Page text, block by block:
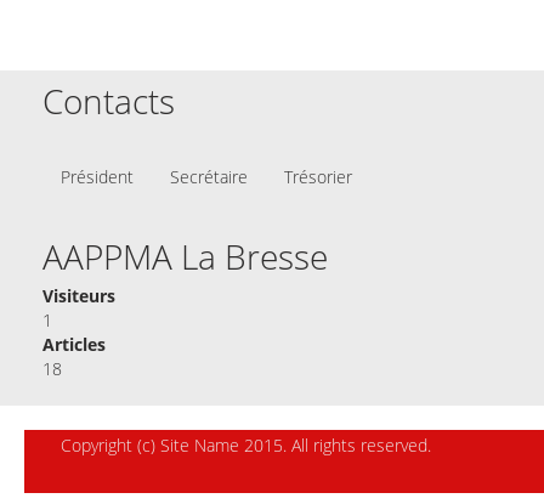
Contacts
Président Secrétaire Trésorier
AAPPMA La Bresse
Visiteurs
1
Articles
18
Copyright (c) Site Name 2015. All rights reserved.